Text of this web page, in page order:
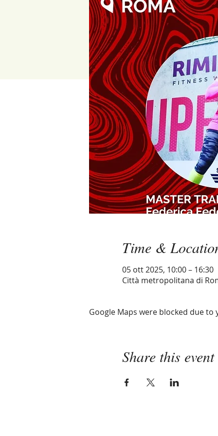
Time &
05 ott 2025, 10:00 – 16:30
Città metropolitana di
Google Maps were blocked due
Share this event